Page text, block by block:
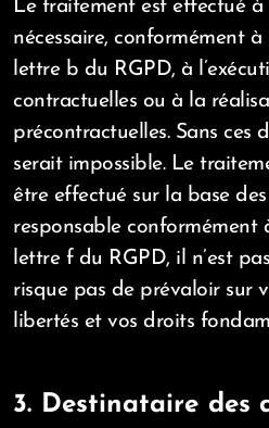
Le traitement est effectué
nécessaire, conformément à
lettre b du RGPD, à
contractuelles ou à la
précontractuelles. Sans ces
serait impossible. Le
être effectué sur la base
responsable conformément
lettre f du RGPD, il n’est
risque pas de prévaloir sur
libertés et vos droits
3. Destinataire des